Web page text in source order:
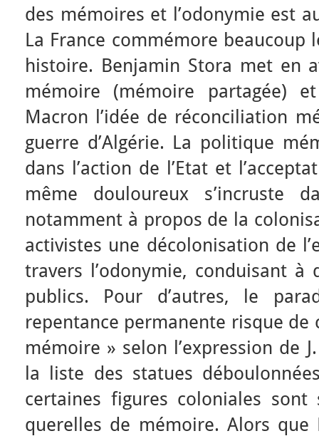
des mémoires et l’odonymie est
La France commémore beaucoup
histoire. Benjamin Stora met en
mémoire (mémoire partagée)
Macron l’idée de réconciliation
guerre d’Algérie. La politique
dans l’action de l’Etat et
même douloureux s’incruste
notamment à propos de la
activistes une décolonisation de
travers l’odonymie, conduisant à
publics. Pour d’autres, le
repentance permanente risque de
mémoire » selon l’expression de
la liste des statues
certaines figures coloniales sont
querelles de mémoire. Alors que